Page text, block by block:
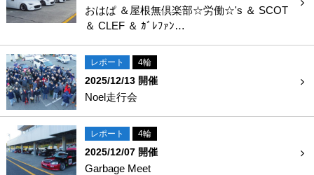
おはぱ ＆屋根無倶楽部☆労働☆'s ＆ SCOT
＆ CLEF ＆ ｶﾞﾚﾌｧﾝ…
レポート 4輪
2025/12/13 開催
Noel走行会
レポート 4輪
2025/12/07 開催
Garbage Meet